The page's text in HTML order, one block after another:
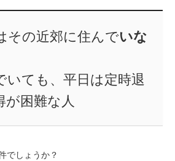
その近郊に住んでいな
いても、平日は定時退
が困難な人
でしょうか？